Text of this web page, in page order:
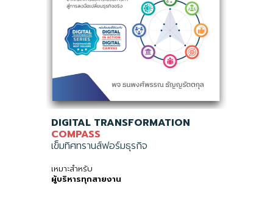
DIGITAL TRANSFORMATION
COMPASS
เข็มทิศทรานส์ฟอร์มธุรกิจ
เหมาะสำหรับ
ผู้บริหารทุกสายงาน